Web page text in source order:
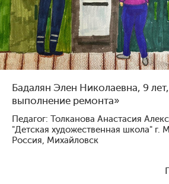
Бадалян Элен Николаевна, 9
выполнение ремонта»
Педагог: Толканова Анастасия
"Детская художественная школа" г.
Россия, Михайловск
Возрастная группа:
от 7 до 10 лет
от 11 до 14 лет
от 15 до 18 лет
Сортировать по результату:
Голосование жюри